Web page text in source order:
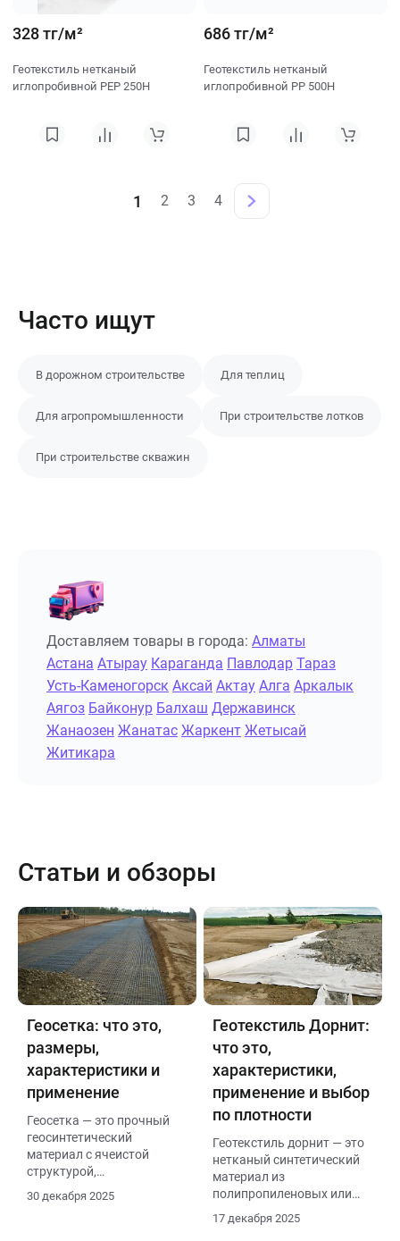
328 тг/м²
Геотекстиль нетканый
иглопробивной PEP 250H
686 тг/м²
Геотекстиль нетканый
иглопробивной PP 500H
1 2 3 4
Часто ищут
В дорожном строительстве Для теплиц
Для агропромышленности При строительстве лотков
При строительстве скважин
Доставляем товары в города: Алматы
Астана Атырау Караганда Павлодар Тараз
Усть-Каменогорск Аксай Актау Алга Аркалык
Аягоз Байконур Балхаш Державинск
Жанаозен Жанатас Жаркент Жетысай
Житикара
Статьи и обзоры
Геосетка: что это,
размеры,
характеристики и
применение
Геосетка — это прочный
геосинтетический
материал с ячеистой
структурой,
предназначенный для
армирования и
30 декабря 2025
Геотекстиль Дорнит:
что это,
характеристики,
применение и выбор
по плотности
Геотекстиль дорнит — это
нетканый синтетический
материал из
полипропиленовых или
полиэфирных мононитей,
отличающийся высокой
17 декабря 2025